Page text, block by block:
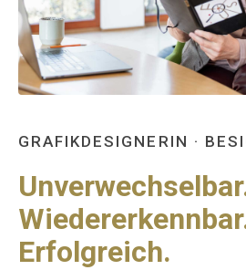
GRAFIKDESIGNERIN ·
Erfolgreich.